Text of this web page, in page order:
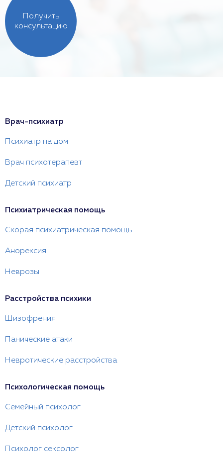
Получить
консультацию
Врач-психиатр
Психиатр на дом
Врач психотерапевт
Детский психиатр
Психиатрическая помощь
Скорая психиатрическая помощь
Анорексия
Неврозы
Расстройства психики
Шизофрения
Панические атаки
Невротические расстройства
Психологическая помощь
Семейный психолог
Детский психолог
Психолог сексолог